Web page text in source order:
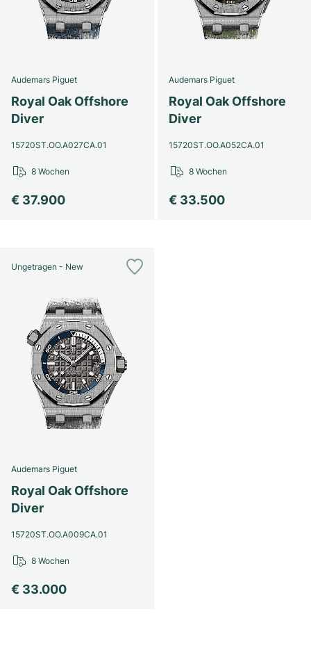
Audemars Piguet
Royal Oak Offshore
Diver
15720ST.OO.A027CA.01
€ 37.900
8 Wochen
Audemars Piguet
Royal Oak Offshore
Diver
15720ST.OO.A052CA.01
€ 33.500
8 Wochen
Ungetragen - New
Audemars Piguet
Royal Oak Offshore
Diver
15720ST.OO.A009CA.01
€ 33.000
8 Wochen